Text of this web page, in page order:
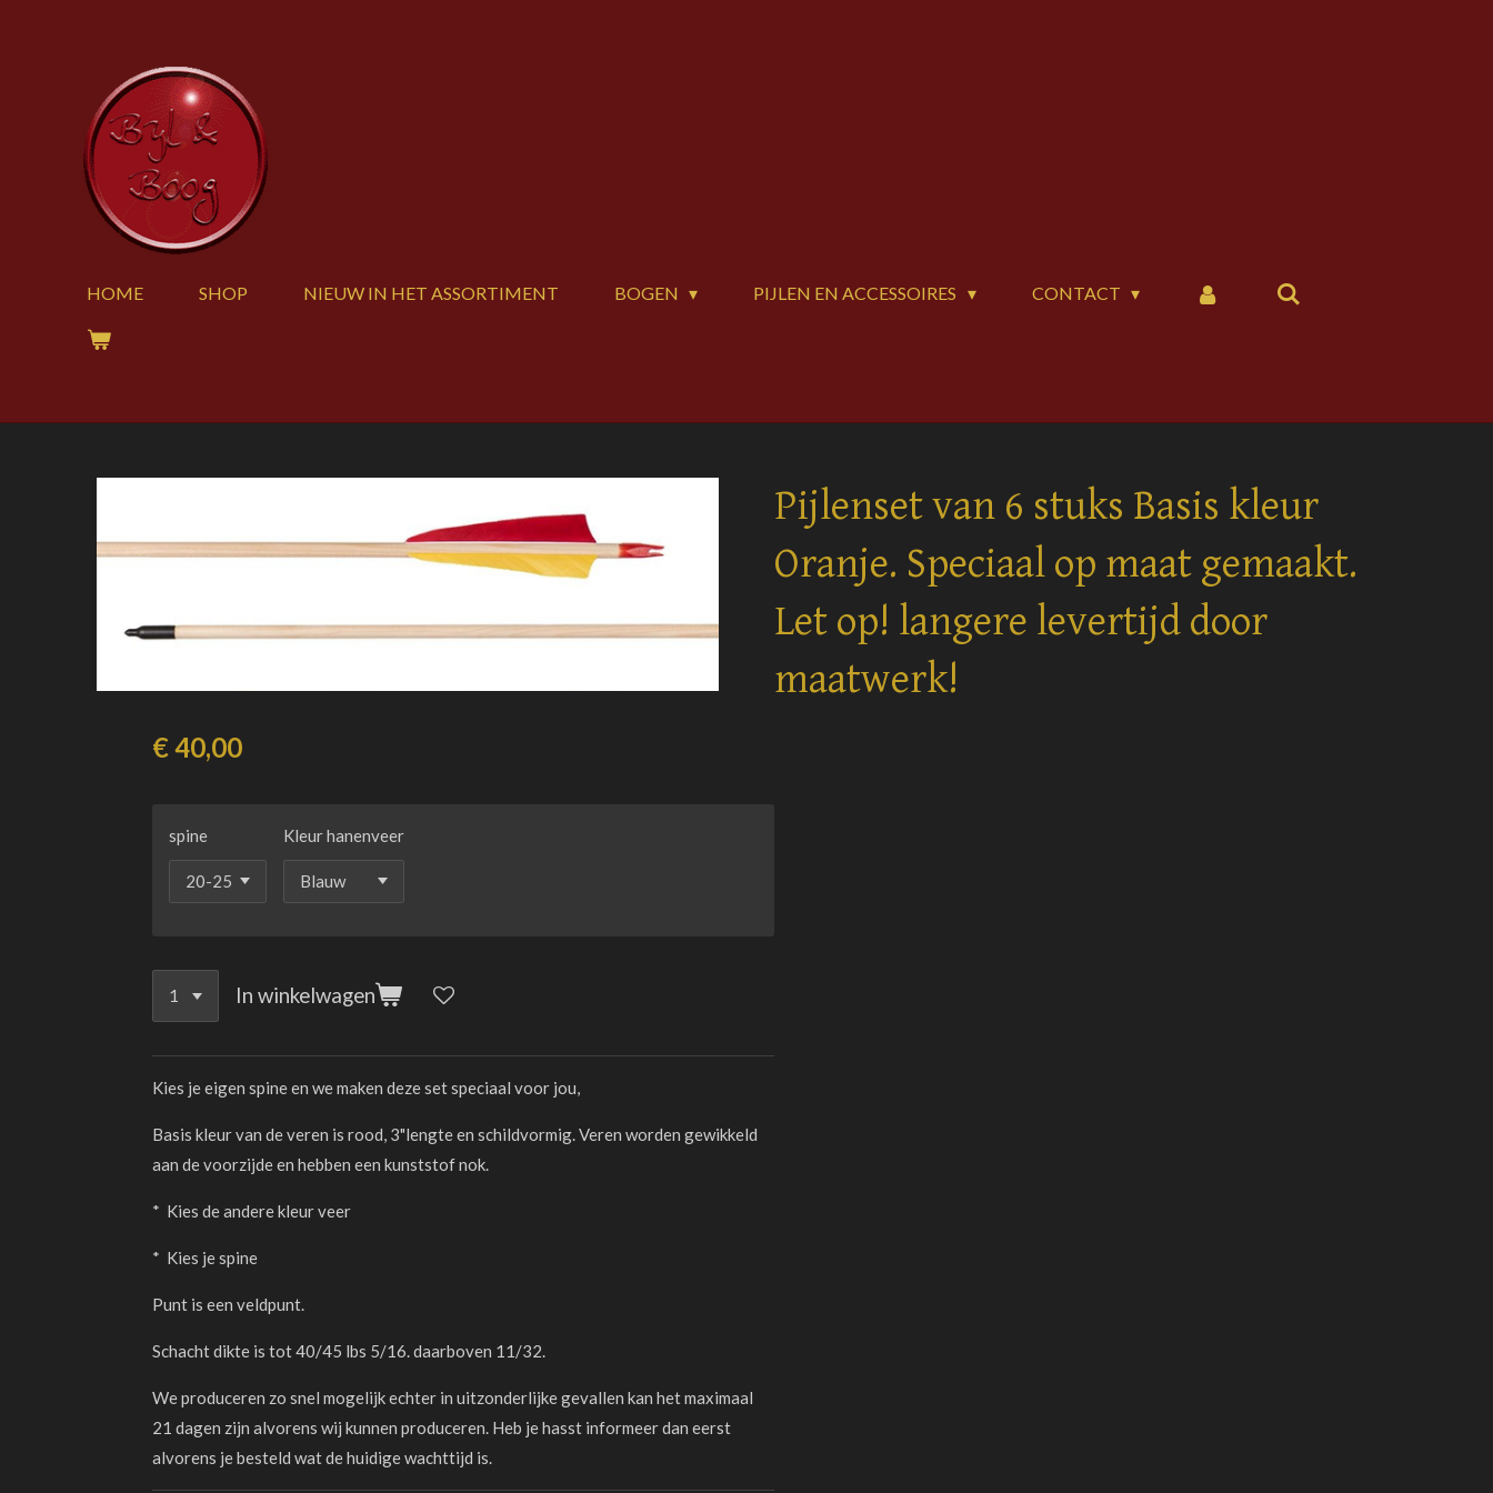
hoofdinhoud
HOME SHOP NIEUW IN HET ASSORTIMENT BOGEN PIJLEN EN ACCESSOIRES CONTACT
Pijlenset van 6 stuks Basis kleur
Oranje. Speciaal op maat gemaakt.
Let op! langere levertijd door
maatwerk!
€ 40,00
spine Kleur hanenveer
In winkelwagen
Kies je eigen spine en we maken deze set speciaal voor jou,
Basis kleur van de veren is rood, 3"lengte en schildvormig. Veren worden gewikkeld
aan de voorzijde en hebben een kunststof nok.
* Kies de andere kleur veer
* Kies je spine
Punt is een veldpunt.
Schacht dikte is tot 40/45 lbs 5/16. daarboven 11/32.
We produceren zo snel mogelijk echter in uitzonderlijke gevallen kan het maximaal
21 dagen zijn alvorens wij kunnen produceren. Heb je hasst informeer dan eerst
alvorens je besteld wat de huidige wachttijd is.